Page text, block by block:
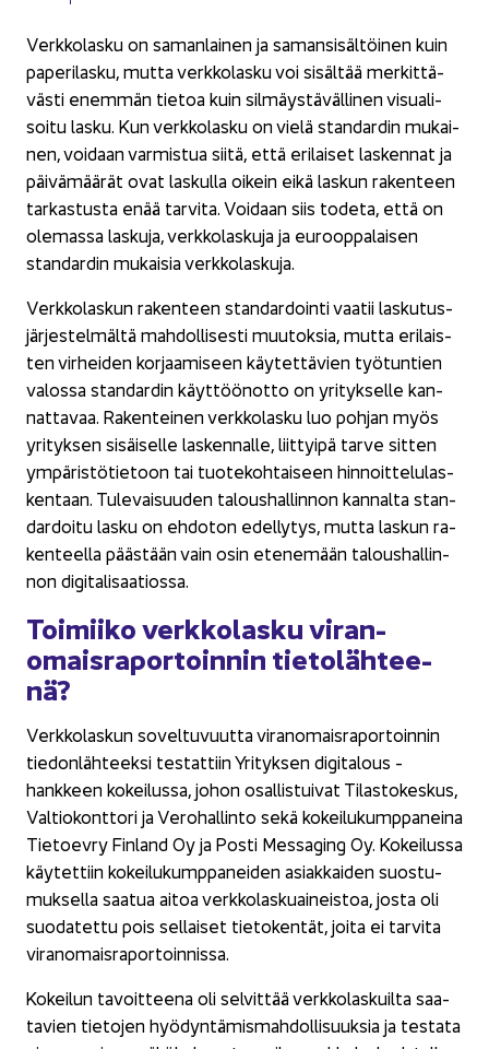
Verk­ko­las­ku on sa­man­lai­nen ja sa­man­si­säl­töi­nen kuin
pa­pe­ri­las­ku, mutta verk­ko­las­ku voi si­säl­tää mer­kit­tä­
väs­ti enem­män tie­toa kuin sil­mäys­tä­väl­li­nen vi­sua­li­
soi­tu lasku. Kun verk­ko­las­ku on vielä stan­dar­din mu­kai­
nen, voi­daan var­mis­tua siitä, että eri­lai­set las­ken­nat ja
päi­vä­mää­rät ovat las­kul­la oi­kein eikä las­kun ra­ken­teen
tar­kas­tus­ta enää tar­vi­ta. Voi­daan siis to­de­ta, että on
ole­mas­sa las­ku­ja, verk­ko­las­ku­ja ja eu­roop­pa­lai­sen
stan­dar­din mu­kai­sia verk­ko­las­ku­ja.
Verk­ko­las­kun ra­ken­teen stan­dar­doin­ti vaa­tii las­ku­tus­
jär­jes­tel­mäl­tä mah­dol­li­ses­ti muu­tok­sia, mutta eri­lais­
ten vir­hei­den kor­jaa­mi­seen käy­tet­tä­vien työ­tun­tien
va­los­sa stan­dar­din käyt­töön­ot­to on yri­tyk­sel­le kan­
nat­ta­vaa. Ra­ken­tei­nen verk­ko­las­ku luo poh­jan myös
yri­tyk­sen si­säi­sel­le las­ken­nal­le, liit­tyi­pä tarve sit­ten
ym­pä­ris­tö­tie­toon tai tuo­te­koh­tai­seen hin­noit­te­lu­las­
ken­taan. Tu­le­vai­suu­den ta­lous­hal­lin­non kan­nal­ta stan­
dar­doi­tu lasku on eh­do­ton edel­ly­tys, mutta las­kun ra­
ken­teel­la pääs­tään vain osin ete­ne­mään ta­lous­hal­lin­
non di­gi­ta­li­saa­tios­sa.
Toi­mii­ko verk­ko­las­ku vi­ran­
omais­ra­por­toin­nin tie­to­läh­tee­
nä?
Verk­ko­las­kun so­vel­tu­vuut­ta vi­ran­omais­ra­por­toin­nin
tie­don­läh­teek­si tes­tat­tiin Yri­tyk­sen di­gi­ta­lous -​
hankkeen ko­kei­lus­sa, johon osal­lis­tui­vat Ti­las­to­kes­kus,
Val­tio­kont­to­ri ja Ve­ro­hal­lin­to sekä ko­kei­lu­kump­pa­nei­na
Tie­toev­ry Fin­land Oy ja Posti Mes­sa­ging Oy. Ko­kei­lus­sa
käy­tet­tiin ko­kei­lu­kump­pa­nei­den asiak­kai­den suos­tu­
muk­sel­la saa­tua aitoa verk­ko­las­kuai­neis­toa, josta oli
suo­da­tet­tu pois sel­lai­set tie­to­ken­tät, joita ei tar­vi­ta
vi­ran­omais­ra­por­toin­nis­sa.
Ko­kei­lun ta­voit­tee­na oli sel­vit­tää verk­ko­las­kuil­ta saa­
ta­vien tie­to­jen hyö­dyn­tä­mis­mah­dol­li­suuk­sia ja tes­ta­ta